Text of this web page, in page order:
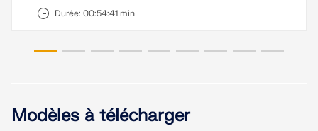
sismiques.
Durée: 00:54:41 min
Modèles à télécharger